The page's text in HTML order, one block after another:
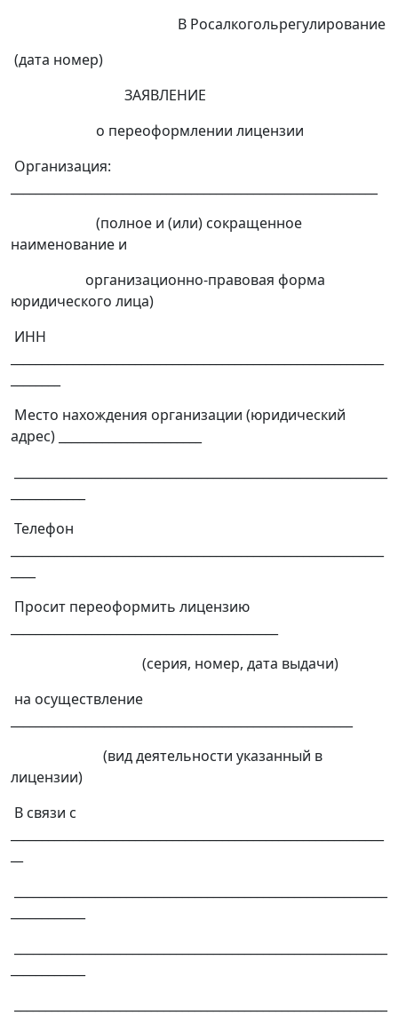
В Росалкогольрегулирование
(дата номер)
ЗАЯВЛЕНИЕ
о переоформлении лицензии
Организация:
(полное и (или) сокращенное
наименование и
организационно-правовая форма
юридического лица)
ИНН
Место нахождения организации (юридический
адрес) _______________________
Телефон
Просит переоформить лицензию
(серия, номер, дата выдачи)
на осуществление
(вид деятельности указанный в
лицензии)
В связи с